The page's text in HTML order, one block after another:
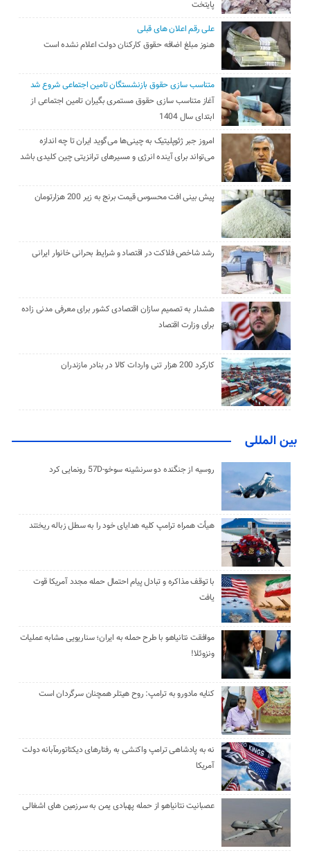
پایتخت
علی رقم اعلان های قبلی
هنوز مبلغ اضافه حقوق کارکنان دولت اعلام نشده است
متناسب سازی حقوق بازنشستگان تامین اجتماعی شروع شد
آغاز متناسب سازی حقوق مستمری بگیران تامین اجتماعی از
ابتدای سال 1404
امروز جبر ژئوپلیتیک به چینی‌ها می‌گوید ایران تا چه اندازه
می‌تواند برای آینده انرژی و مسیرهای ترانزیتی چین کلیدی باشد
پیش بینی افت محسوس قیمت برنج به زیر 200 هزارتومان
رشد شاخص فلاکت در اقتصاد و شرایط بحرانی خانوار ایرانی
هشدار به تصمیم سازان اقتصادی کشور برای معرفی مدنی زاده
برای وزارت اقتصاد
کارکرد 200 هزار تنی واردات کالا در بنادر مازندران
بین المللی
روسیه از جنگنده دو سرنشینه سوخو-57D رونمایی کرد
هیأت همراه ترامپ کلیه هدایای خود را به سطل زباله ریختند
با توقف مذاکره و تبادل پیام احتمال حمله مجدد آمریکا قوت
یافت
موافقت نتانیاهو با طرح حمله به ایران؛ سناریویی مشابه عملیات
ونزوئلا!
کنایه مادورو به ترامپ: روح هیتلر همچنان سرگردان است
نه به پادشاهی ترامپ واکنشی به رفتارهای دیکتاتورمآبانه دولت
آمریکا
عصبانیت نتانیاهو از حمله پهبادی یمن به سرزمین های اشغالی